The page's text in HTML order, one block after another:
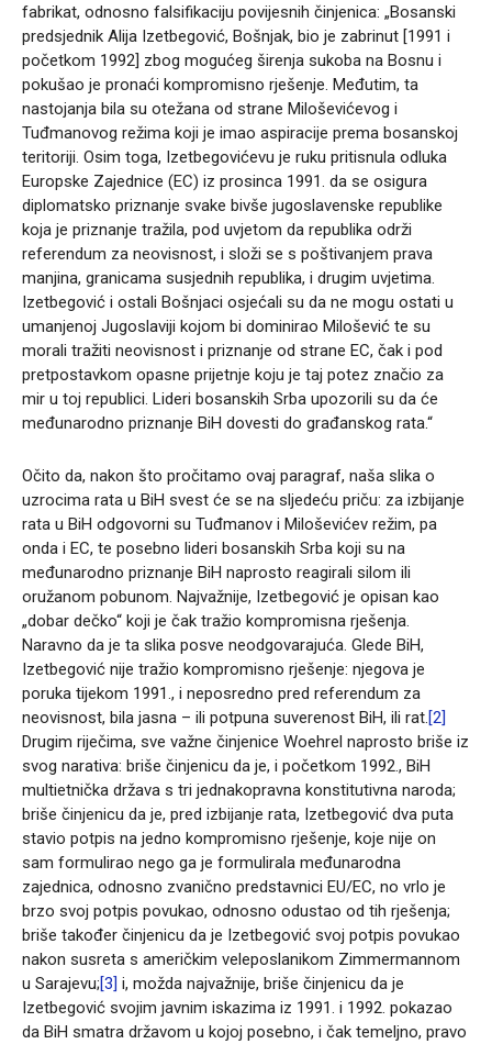
fabrikat, odnosno falsifikaciju povijesnih činjenica: „Bosanski
predsjednik Alija Izetbegović, Bošnjak, bio je zabrinut [1991 i
početkom 1992] zbog mogućeg širenja sukoba na Bosnu i
pokušao je pronaći kompromisno rješenje. Međutim, ta
nastojanja bila su otežana od strane Miloševićevog i
Tuđmanovog režima koji je imao aspiracije prema bosanskoj
teritoriji. Osim toga, Izetbegovićevu je ruku pritisnula odluka
Europske Zajednice (EC) iz prosinca 1991. da se osigura
diplomatsko priznanje svake bivše jugoslavenske republike
koja je priznanje tražila, pod uvjetom da republika održi
referendum za neovisnost, i složi se s poštivanjem prava
manjina, granicama susjednih republika, i drugim uvjetima.
Izetbegović i ostali Bošnjaci osjećali su da ne mogu ostati u
umanjenoj Jugoslaviji kojom bi dominirao Milošević te su
morali tražiti neovisnost i priznanje od strane EC, čak i pod
pretpostavkom opasne prijetnje koju je taj potez značio za
mir u toj republici. Lideri bosanskih Srba upozorili su da će
međunarodno priznanje BiH dovesti do građanskog rata.“
Očito da, nakon što pročitamo ovaj paragraf, naša slika o
uzrocima rata u BiH svest će se na sljedeću priču: za izbijanje
rata u BiH odgovorni su Tuđmanov i Miloševićev režim, pa
onda i EC, te posebno lideri bosanskih Srba koji su na
međunarodno priznanje BiH naprosto reagirali silom ili
oružanom pobunom. Najvažnije, Izetbegović je opisan kao
„dobar dečko“ koji je čak tražio kompromisna rješenja.
Naravno da je ta slika posve neodgovarajuća. Glede BiH,
Izetbegović nije tražio kompromisno rješenje: njegova je
poruka tijekom 1991., i neposredno pred referendum za
neovisnost, bila jasna – ili potpuna suverenost BiH, ili rat. [2]
Drugim riječima, sve važne činjenice Woehrel naprosto briše iz
svog narativa: briše činjenicu da je, i početkom 1992., BiH
multietnička država s tri jednakopravna konstitutivna naroda;
briše činjenicu da je, pred izbijanje rata, Izetbegović dva puta
stavio potpis na jedno kompromisno rješenje, koje nije on
sam formulirao nego ga je formulirala međunarodna
zajednica, odnosno zvanično predstavnici EU/EC, no vrlo je
brzo svoj potpis povukao, odnosno odustao od tih rješenja;
briše također činjenicu da je Izetbegović svoj potpis povukao
nakon susreta s američkim veleposlanikom Zimmermannom
u Sarajevu;[3] i, možda najvažnije, briše činjenicu da je
Izetbegović svojim javnim iskazima iz 1991. i 1992. pokazao
da BiH smatra državom u kojoj posebno, i čak temeljno, pravo